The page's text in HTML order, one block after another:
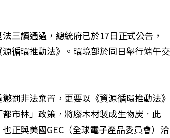
三讀通過，總統府已於17日正式公告，
循環推動法》。環境部於同日舉行端午交
罰非法棄置，更要以《資源循環推動法》
市林」政策，將廢木材製成生物炭。此
正與美國GEC（全球電子產品委員會）洽